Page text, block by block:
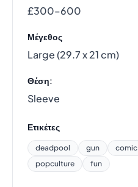
£300–600
Μέγεθος
Large (29.7 x 21 cm)
Θέση:
Sleeve
Ετικέτες
deadpool gun comic
popculture
fun